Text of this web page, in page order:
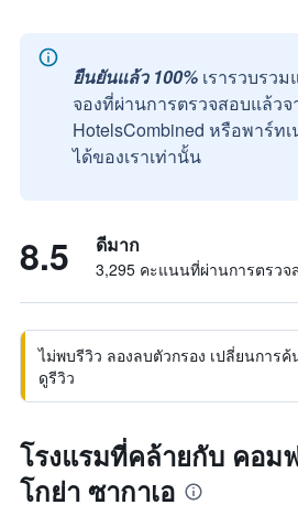
ยืนยันแล้ว 100% เรารวบรว
จองที่ผ่านการตรวจสอบแล้วจ
HotelsCombined หรือพาร์ท
ได้ของเราเท่านั้น
8.5 ดีมาก
3,295 คะแนนที่ผ่านการตรวจ
ไม่พบรีวิว ลองลบตัวกรอง เปลี่ยนการ
ดูรีวิว
โรงแรมที่คล้ายกับ คอม
โกย่า ซากาเอ